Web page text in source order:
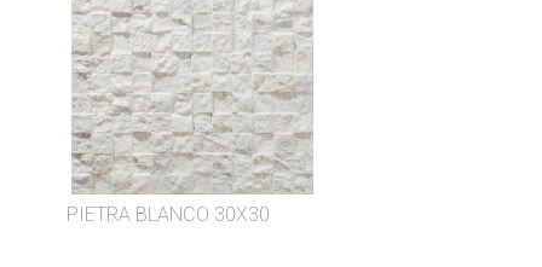
PIETRA BLANCO 30X30